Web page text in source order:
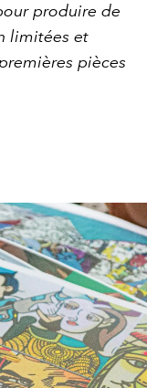
produire de
limitées et
pièces